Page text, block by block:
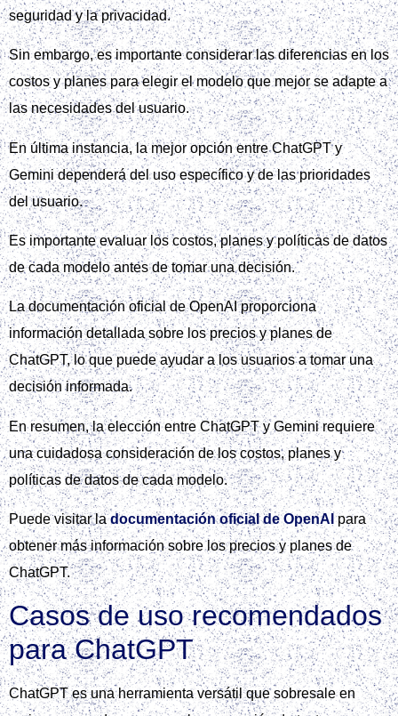
seguridad y la privacidad.
Sin embargo, es importante considerar las diferencias en los
costos y planes para elegir el modelo que mejor se adapte a
las necesidades del usuario.
En última instancia, la mejor opción entre ChatGPT y
Gemini dependerá del uso específico y de las prioridades
del usuario.
Es importante evaluar los costos, planes y políticas de datos
de cada modelo antes de tomar una decisión.
La documentación oficial de OpenAI proporciona
información detallada sobre los precios y planes de
ChatGPT, lo que puede ayudar a los usuarios a tomar una
decisión informada.
En resumen, la elección entre ChatGPT y Gemini requiere
una cuidadosa consideración de los costos, planes y
políticas de datos de cada modelo.
Puede visitar ladocumentación oficial de OpenAI para
obtener más información sobre los precios y planes de
ChatGPT.
Casos de uso recomendados
para ChatGPT
ChatGPT es una herramienta versátil que sobresale en